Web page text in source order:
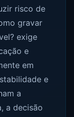
risco de
gravar
exige
e
em
e
a
a decisão